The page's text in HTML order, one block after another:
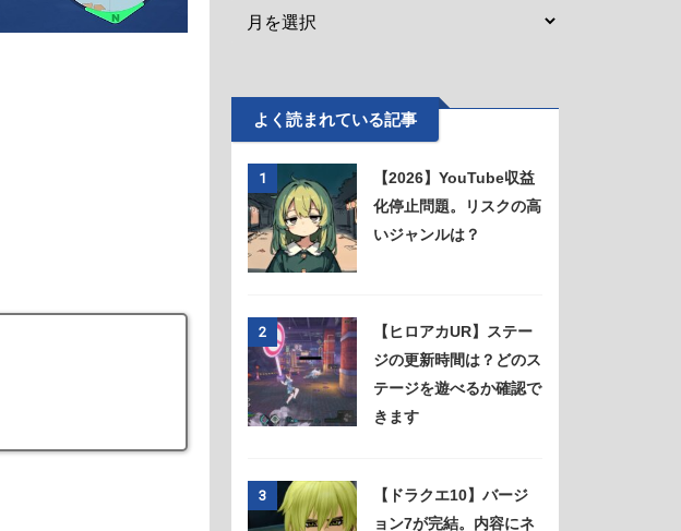
よく読まれている記事
1
【2026】YouTube収益
化停止問題。リスクの高
いジャンルは？
2
【ヒロアカUR】ステー
ジの更新時間は？どのス
テージを遊べるか確認で
きます
3
【ドラクエ10】バージ
ョン7が完結。内容にネ